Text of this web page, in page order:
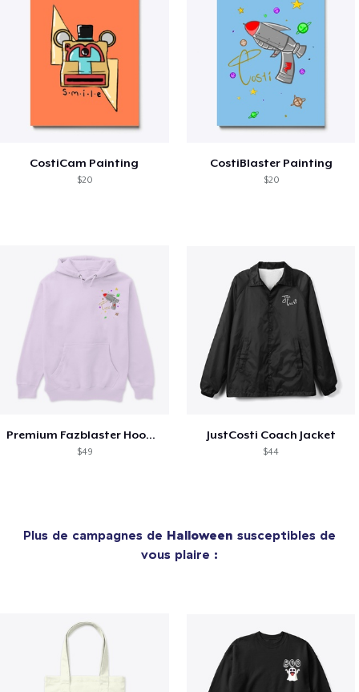
CostiCam Painting
$20
CostiBlaster Painting
$20
Premium Fazblaster Hoodie
$49
JustCosti Coach Jacket
$44
Plus de campagnes de Halloween susceptibles de
vous plaire :